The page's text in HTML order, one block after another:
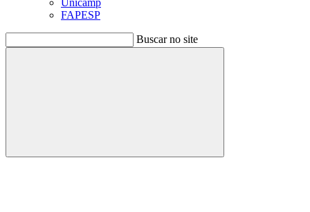
Unicamp
FAPESP
Buscar no site
Buscar